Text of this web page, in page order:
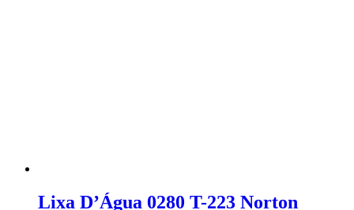
Lixa D’Água 0280 T-223 Norton